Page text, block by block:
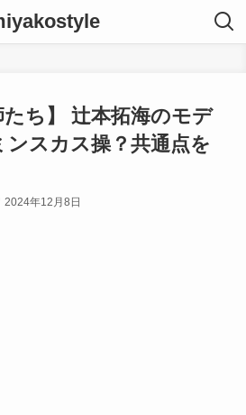
たち】 辻本拓海のモデ
ンスカス操？共通点を
2024年12月8日